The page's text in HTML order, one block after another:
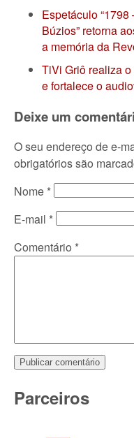
Espetáculo
Búzios” retorna
a memória da
TiVi Griô realiza
e fortalece o
Deixe um
O seu endereço de e-
obrigatórios são
Nome *
E-mail *
Comentário *
Parceiros